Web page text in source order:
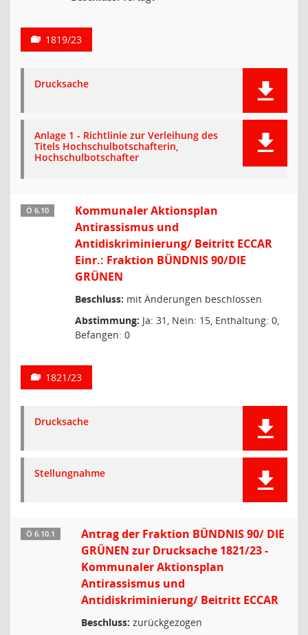
1819/23
Drucksache
Anlage 1 - Richtlinie zur Verleihung des
Titels Hochschulbotschafterin,
Hochschulbotschafter
Ö 6.10
Kommunaler Aktionsplan
Antirassismus und
Antidiskriminierung/ Beitritt ECCAR
Einr.: Fraktion BÜNDNIS 90/DIE
GRÜNEN
Beschluss: mit Änderungen beschlossen
Abstimmung: Ja: 31, Nein: 15, Enthaltung: 0,
Befangen: 0
1821/23
Drucksache
Stellungnahme
Ö 6.10.1
Antrag der Fraktion BÜNDNIS 90/ DIE
GRÜNEN zur Drucksache 1821/23 -
Kommunaler Aktionsplan
Antirassismus und
Antidiskriminierung/ Beitritt ECCAR
Beschluss: zurückgezogen